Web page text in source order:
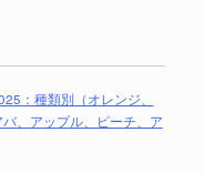
：種類別（オレンジ、
、アップル、ピーチ、ア